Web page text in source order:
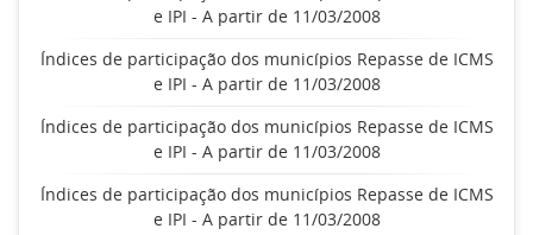
e IPI - A partir de 11/03/2008
Índices de participação dos municípios Repasse de ICMS
e IPI - A partir de 11/03/2008
Índices de participação dos municípios Repasse de ICMS
e IPI - A partir de 11/03/2008
Índices de participação dos municípios Repasse de ICMS
e IPI - A partir de 11/03/2008